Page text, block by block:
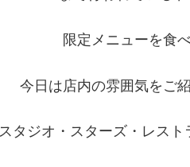
限定メニューを食
今日は店内の雰囲気をご
スタジオ・スターズ・レス